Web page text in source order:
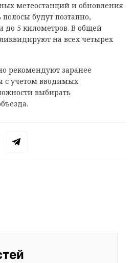
метеостанций и обновления
будут поэтапно,
до 5 километров. В общей
на всех четырех
рекомендуют заранее
с учетом вводимых
выбирать